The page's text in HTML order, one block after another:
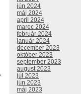
jún 2024
máj 2024
apríl 2024
marec 2024
február 2024
január 2024
december 2023
október 2023
september 2023
august 2023
júl 2023
jún 2023
máj 2023